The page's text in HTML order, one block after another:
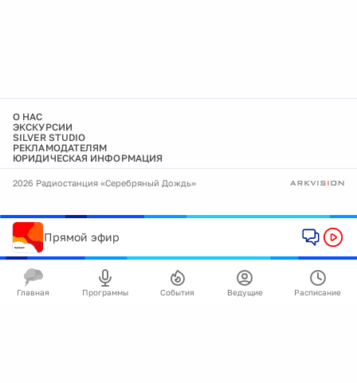
О НАС
ЭКСКУРСИИ
SILVER STUDIO
РЕКЛАМОДАТЕЛЯМ
ЮРИДИЧЕСКАЯ ИНФОРМАЦИЯ
2026 Радиостанция «Серебряный Дождь»
Прямой эфир
Главная Программы События Ведущие Расписание